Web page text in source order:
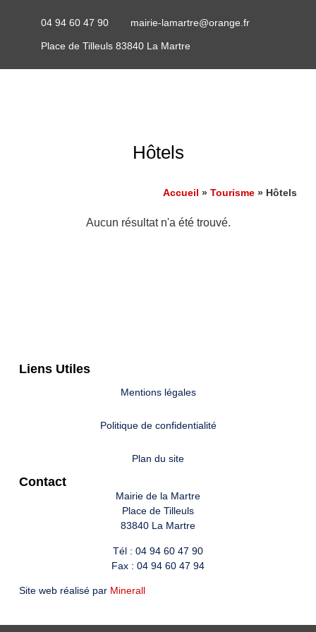
04 94 60 47 90 mairie-lamartre@orange.fr
Place de Tilleuls 83840 La Martre
Hôtels
Accueil »Tourisme » Hôtels
Aucun résultat n'a été trouvé.
Liens Utiles
Mentions légales
Politique de confidentialité
Plan du site
Contact
Mairie de la Martre
Place de Tilleuls
83840 La Martre
Tél : 04 94 60 47 90
Fax : 04 94 60 47 94
Site web réalisé par Minerall